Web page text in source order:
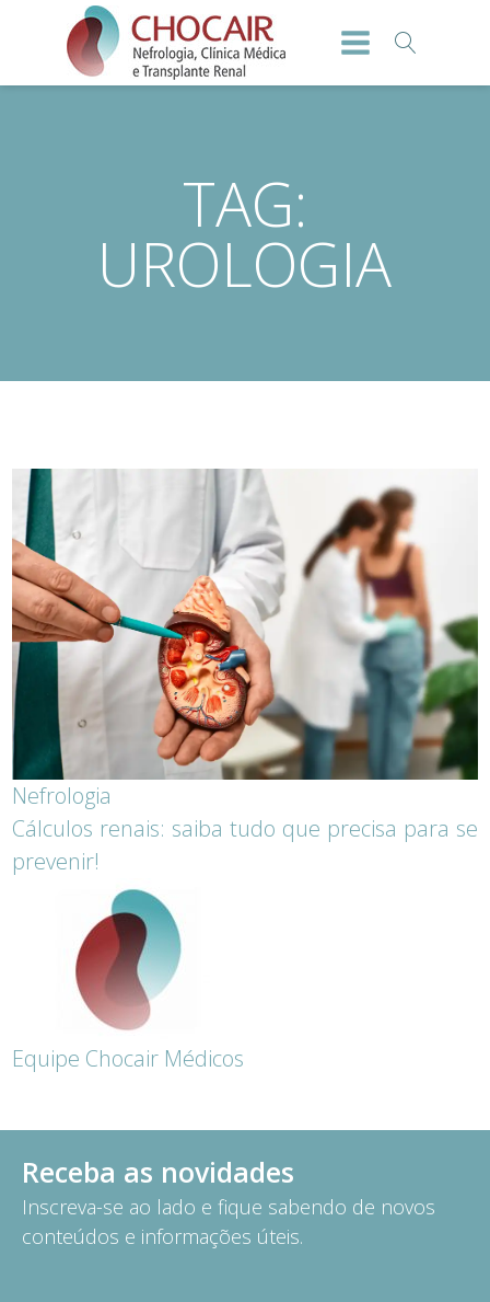
TAG:
UROLOGIA
Nefrologia
Cálculos renais: saiba tudo que precisa para se
prevenir!
Equipe Chocair Médicos
Receba as novidades
Inscreva-se ao lado e fique sabendo de novos
conteúdos e informações úteis.